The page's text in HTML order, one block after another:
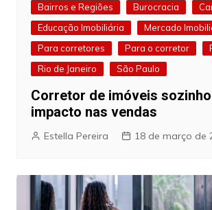
Bairros e Regiões Burocracia
Educação Imobiliária
Mercado
Para corretores
Para o corretor
Rio de Janeiro
São Paulo
Corretor de imóveis
impacto nas vendas
Estella Pereira 18 de março de